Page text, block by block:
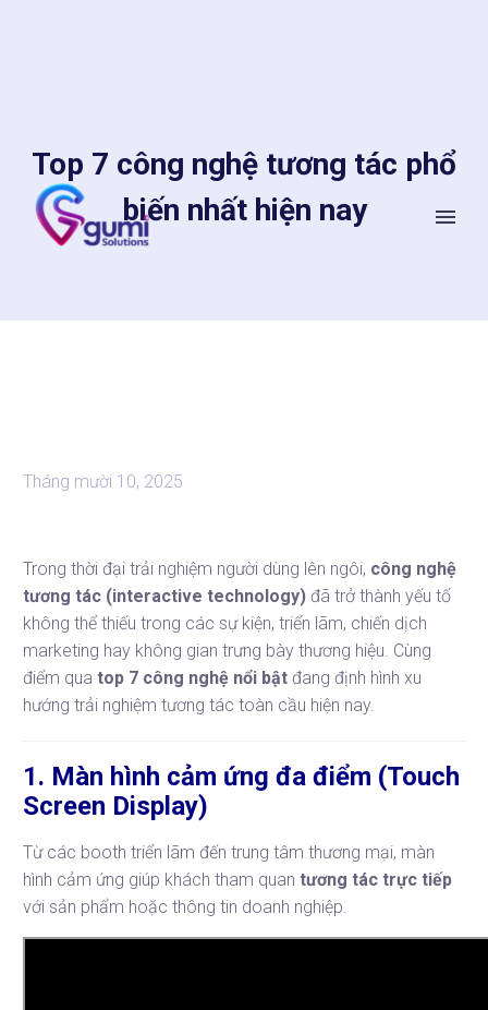
Top 7 công nghệ tương tác phổ
biến nhất hiện nay
Tháng mười 10, 2025
Trong thời đại trải nghiệm người dùng lên ngôi, công nghệ
tương tác (interactive technology) đã trở thành yếu tố
không thể thiếu trong các sự kiện, triển lãm, chiến dịch
marketing hay không gian trưng bày thương hiệu. Cùng
điểm qua top 7 công nghệ nổi bật đang định hình xu
hướng trải nghiệm tương tác toàn cầu hiện nay.
1. Màn hình cảm ứng đa điểm (Touch
Screen Display)
Từ các booth triển lãm đến trung tâm thương mại, màn
hình cảm ứng giúp khách tham quan tương tác trực tiếp
với sản phẩm hoặc thông tin doanh nghiệp.